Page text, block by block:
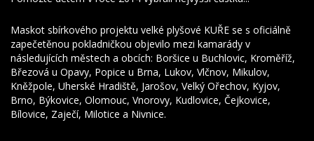
Maskot sbírkového projektu velké plyšové KUŘE se s oficiálně
zapečetěnou pokladničkou objevilo mezi kamarády v
následujících městech a obcích: Boršice u Buchlovic, Kroměříž,
Březová u Opavy, Popice u Brna, Lukov, Vlčnov, Mikulov,
Kněžpole, Uherské Hradiště, Jarošov, Velký Ořechov, Kyjov,
Brno, Býkovice, Olomouc, Vnorovy, Kudlovice, Čejkovice,
Bílovice, Zaječí, Milotice a Nivnice.